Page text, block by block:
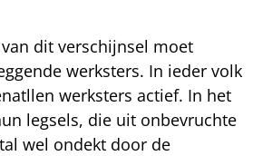
dit verschijnsel moet
werksters. In ieder volk
werksters actief. In het
legsels, die uit onbevruchte
wel ondekt door de